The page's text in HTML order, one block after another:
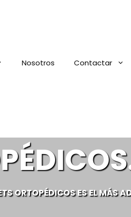
Nosotros Contactar
ORTOPÉDICOSES EL MÁS